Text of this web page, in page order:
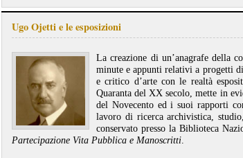
Ugo Ojetti e le esposizioni
La creazione di un’anagrafe della
minute e appunti relativi a progetti
e critico d’arte con le realtà
Quaranta del XX secolo, mette in
del Novecento ed i suoi rapporti
lavoro di ricerca archivistica,
conservato presso la Biblioteca
Partecipazione Vita Pubblica e Manoscritti